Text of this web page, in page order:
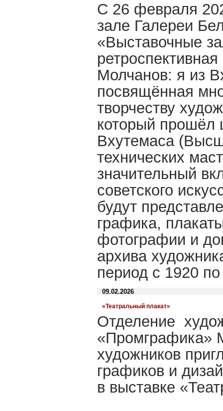
С 26 февраля
зале Галереи
«Выставочные
Молчанов: я из
посвящённая
творчеству
который прошёл
Вхутемаса
технических
значительный
советского
будут
графика,
фотографии и
архива
период с 1920
09.02.2026
«Театральный плакат»
Отделение
«Промграфика»
художников
графиков и
в выставке